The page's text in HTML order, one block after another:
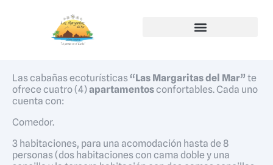
Las cabañas ecoturísticas “Las Margaritas del Mar” te
ofrece cuatro (4)apartamentosconfortables. Cada uno
cuenta con:
Comedor.
3 habitaciones, para una acomodación hasta de 8
personas (dos habitaciones con cama doble y una